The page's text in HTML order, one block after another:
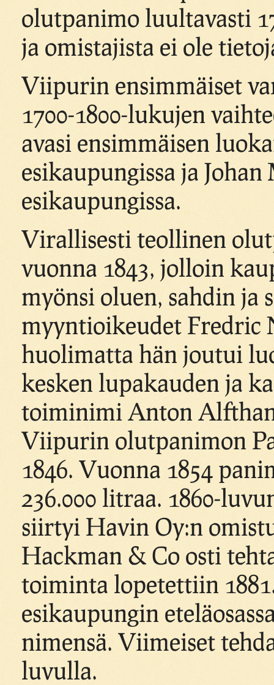
olutpanimo luultavasti
ja omistajista ei ole
Viipurin ensimmäiset
1700-1800-lukujen
avasi ensimmäisen
esikaupungissa ja
esikaupungissa.
Virallisesti teollinen
vuonna 1843, jolloin
myönsi oluen, sahdin ja
myyntioikeudet Fredric
huolimatta hän joutui
kesken lupakauden ja
toiminimi Anton
Viipurin olutpanimon
1846. Vuonna 1854
236.000 litraa. 1860-
siirtyi Havin Oy:n
Hackman & Co osti
toiminta lopetettiin
esikaupungin
nimensä. Viimeiset
luvulla.